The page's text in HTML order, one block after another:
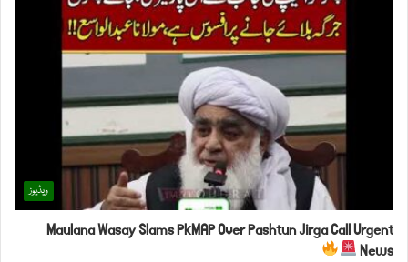
ویڈیوز
Maulana Wasay Slams PkMAP Over Pashtun Jirga Call Urgent
News